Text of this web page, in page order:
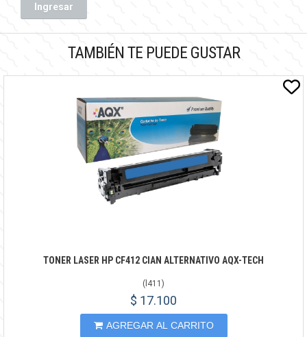
Ingresar
TAMBIÉN TE PUEDE GUSTAR
TONER LASER HP CF412 CIAN ALTERNATIVO AQX-TECH
( l411 )
$ 17.100
AGREGAR AL CARRITO